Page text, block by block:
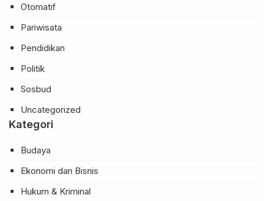
Otomatif
Pariwisata
Pendidikan
Politik
Sosbud
Uncategorized
Kategori
Budaya
Ekonomi dan Bisnis
Hukum & Kriminal